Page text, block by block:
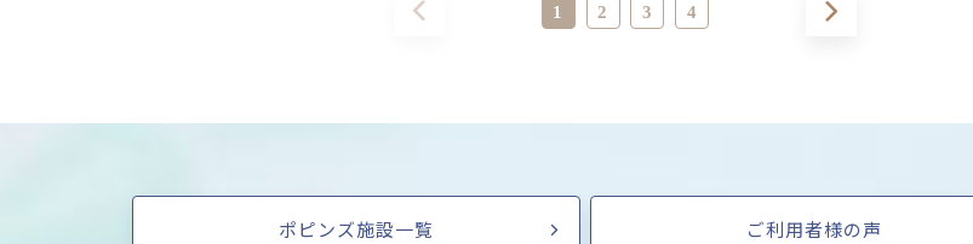
1 2 3 4
ポピンズ施設一覧 ご利用者様の声